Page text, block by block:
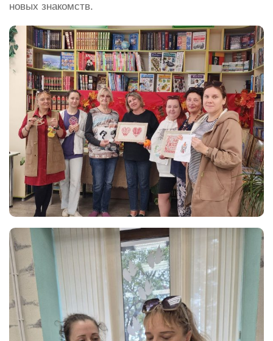
новых знакомств.